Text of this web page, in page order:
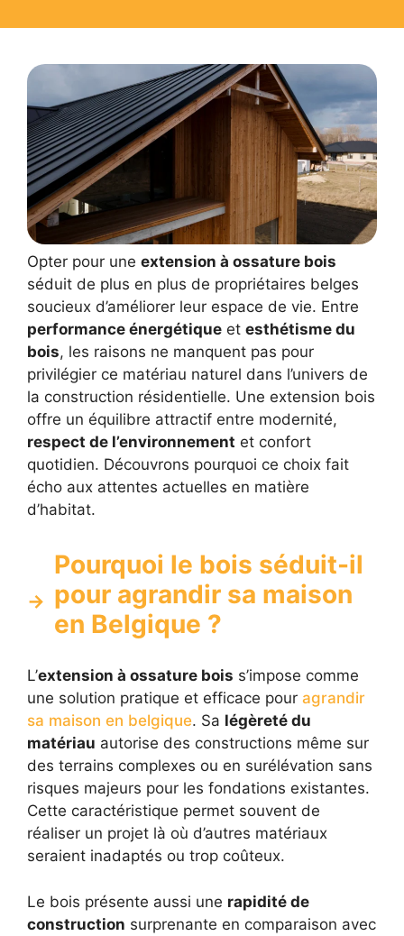
Opter pour une extension à ossature bois
séduit de plus en plus de propriétaires belges
soucieux d’améliorer leur espace de vie. Entre
performance énergétique et esthétisme du
bois, les raisons ne manquent pas pour
privilégier ce matériau naturel dans l’univers de
la construction résidentielle. Une extension bois
offre un équilibre attractif entre modernité,
respect de l’environnement et confort
quotidien. Découvrons pourquoi ce choix fait
écho aux attentes actuelles en matière
d’habitat.
Pourquoi le bois séduit-il
pour agrandir sa maison
en Belgique ?
L’extension à ossature bois s’impose comme
une solution pratique et efficace pour agrandir
sa maison en belgique. Sa légèreté du
matériau autorise des constructions même sur
des terrains complexes ou en surélévation sans
risques majeurs pour les fondations existantes.
Cette caractéristique permet souvent de
réaliser un projet là où d’autres matériaux
seraient inadaptés ou trop coûteux.
Le bois présente aussi une rapidité de
construction surprenante en comparaison avec